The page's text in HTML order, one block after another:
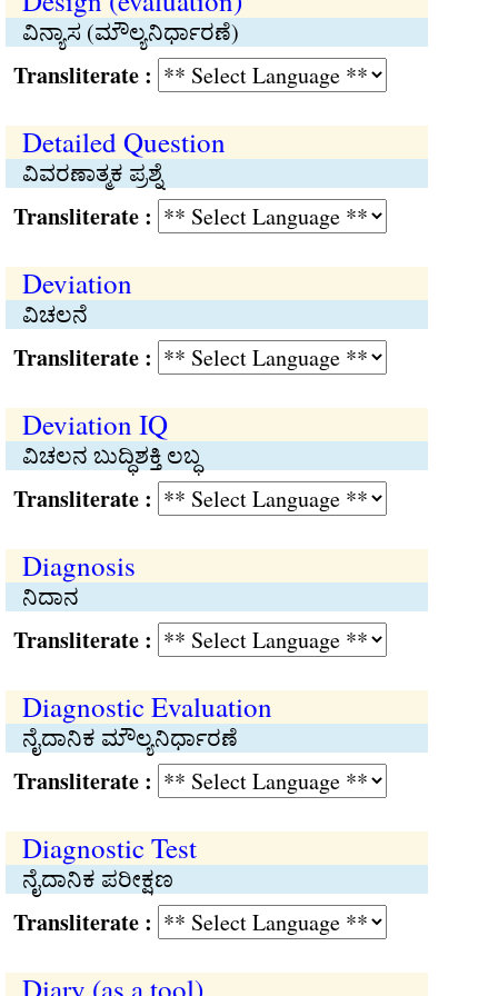
ವಿನ್ಯಾಸ (ಮೌಲ್ಯನಿರ್ಧಾರಣೆ)
:
Detailed Question
ವಿವರಣಾತ್ಮಕ ಪ್ರಶ್ನೆ
:
Deviation
ವಿಚಲನೆ
:
Deviation IQ
ವಿಚಲನ ಬುದ್ಧಿಶಕ್ತಿ ಲಬ್ಧ
:
Diagnosis
ನಿದಾನ
:
Diagnostic Evaluation
ನೈದಾನಿಕ ಮೌಲ್ಯನಿರ್ಧಾರಣೆ
:
Diagnostic Test
ನೈದಾನಿಕ ಪರೀಕ್ಷಣ
: